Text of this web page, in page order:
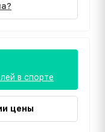
в спорте
цены